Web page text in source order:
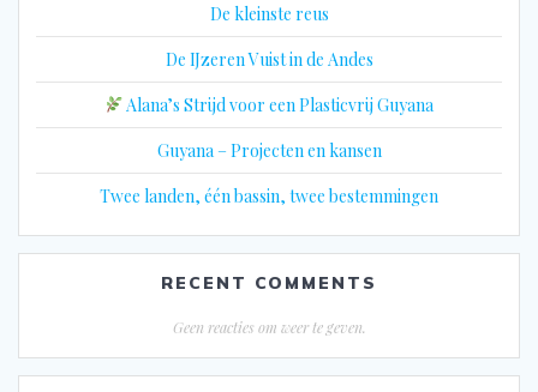
De kleinste reus
De IJzeren Vuist in de Andes
Alana’s Strijd voor een Plasticvrij Guyana
Guyana – Projecten en kansen
Twee landen, één bassin, twee bestemmingen
RECENT COMMENTS
Geen reacties om weer te geven.